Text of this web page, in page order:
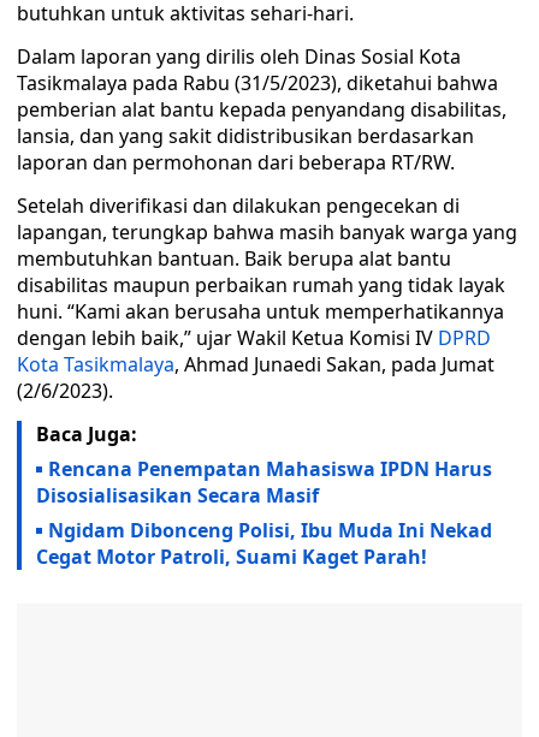
butuhkan untuk aktivitas sehari-hari.
Dalam laporan yang dirilis oleh Dinas Sosial Kota
Tasikmalaya pada Rabu (31/5/2023), diketahui bahwa
pemberian alat bantu kepada penyandang disabilitas,
lansia, dan yang sakit didistribusikan berdasarkan
laporan dan permohonan dari beberapa RT/RW.
Setelah diverifikasi dan dilakukan pengecekan di
lapangan, terungkap bahwa masih banyak warga yang
membutuhkan bantuan. Baik berupa alat bantu
disabilitas maupun perbaikan rumah yang tidak layak
huni. “Kami akan berusaha untuk memperhatikannya
dengan lebih baik,” ujar Wakil Ketua Komisi IV DPRD
Kota Tasikmalaya, Ahmad Junaedi Sakan, pada Jumat
(2/6/2023).
Baca Juga:
Rencana Penempatan Mahasiswa IPDN Harus
Disosialisasikan Secara Masif
Ngidam Dibonceng Polisi, Ibu Muda Ini Nekad
Cegat Motor Patroli, Suami Kaget Parah!